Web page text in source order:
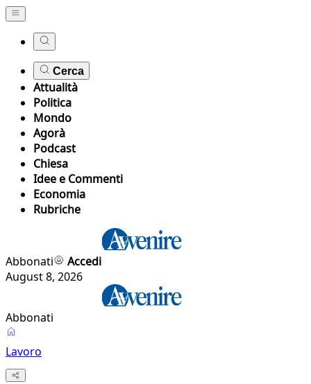
Cerca
Attualità
Politica
Mondo
Agorà
Podcast
Chiesa
Idee e Commenti
Economia
Rubriche
Abbonati
Accedi
August 8, 2026
Abbonati
Lavoro